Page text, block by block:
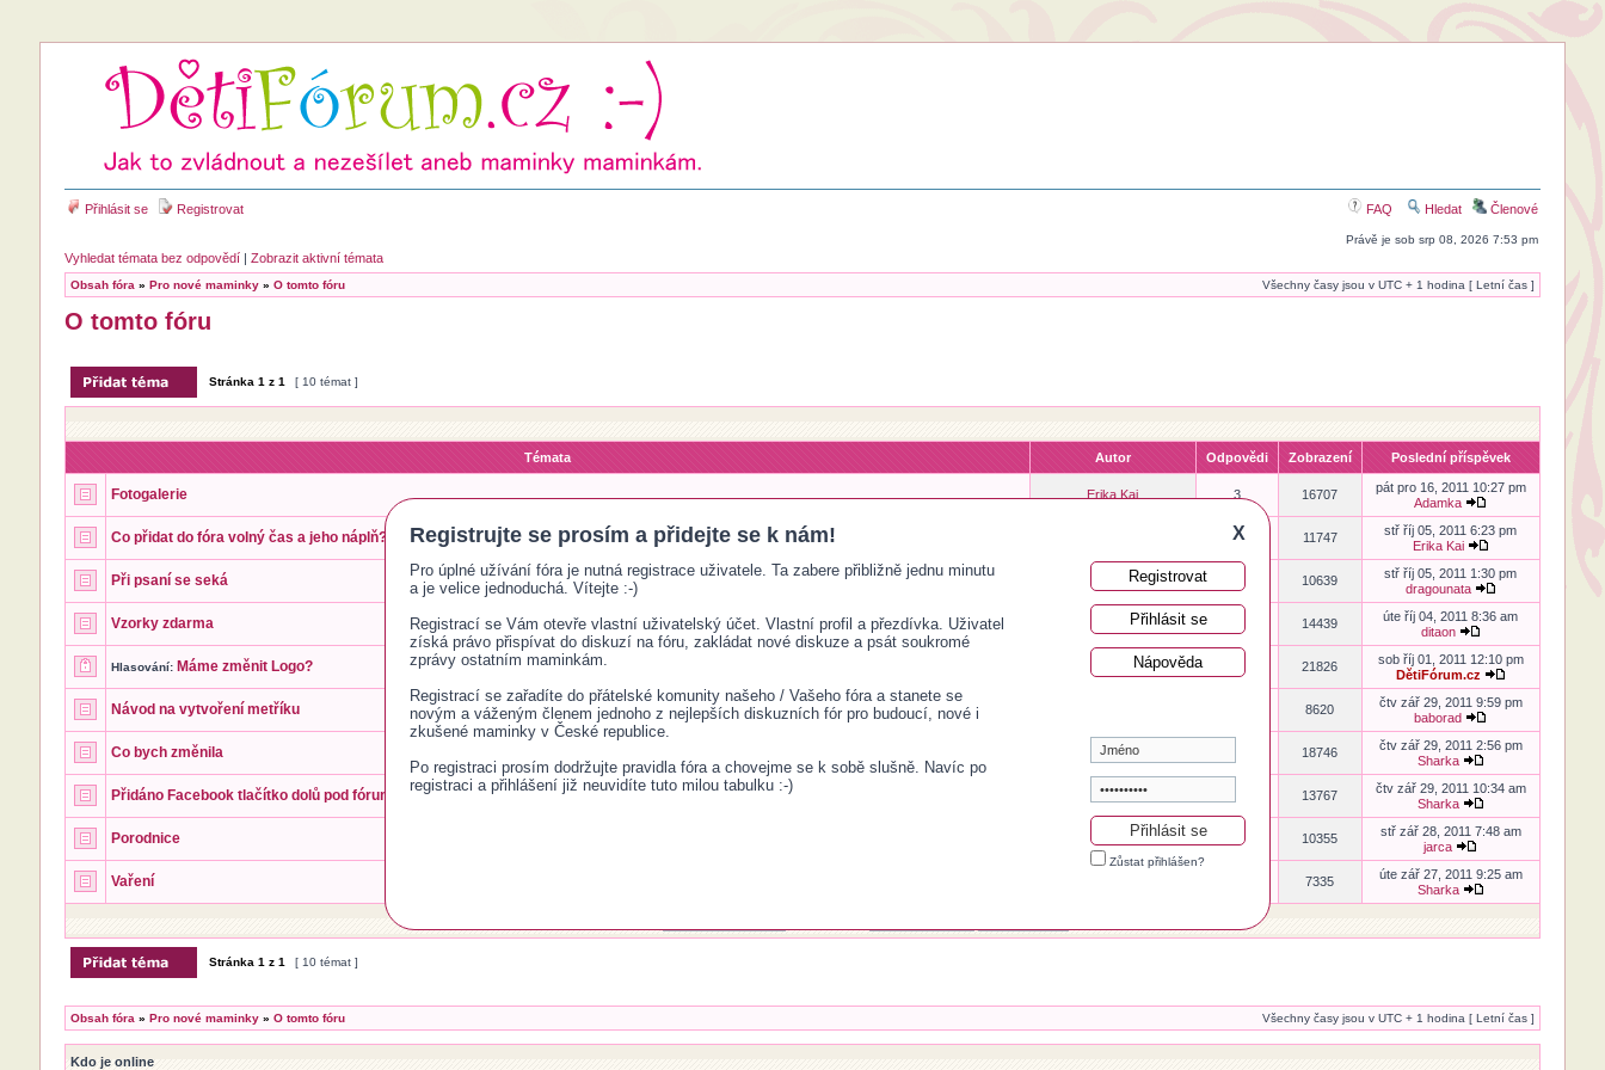
Přihlásit se Registrovat FAQ Hledat Členové
Právě je sob srp 08, 2026 7:53 pm
Vyhledat témata bez odpovědí| Zobrazit aktivní témata
Obsah fóra » Pro nové maminky» O tomto fóru Všechny časy jsou v UTC + 1 hodina [ Letní čas ]
Registrujte se prosím a přidejte se k nám! X
Pro úplné užívání fóra je nutná registrace uživatele. Ta zabere přibližně jednu minutu
a je velice jednoduchá. Vítejte :-)
Registrací se Vám otevře vlastní uživatelský účet. Vlastní profil a přezdívka. Uživatel
získá právo přispívat do diskuzí na fóru, zakládat nové diskuze a psát soukromé
zprávy ostatním maminkám.
Registrací se zařadíte do přátelské komunity našeho / Vašeho fóra a stanete se
novým a váženým členem jednoho z nejlepších diskuzních fór pro budoucí, nové i
zkušené maminky v České republice.
Po registraci prosím dodržujte pravidla fóra a chovejme se k sobě slušně. Navíc po
registraci a přihlášení již neuvidíte tuto milou tabulku :-)
Registrovat
Přihlásit se
Nápověda
Zůstat přihlášen?
O tomto fóru
Stránka 1 z 1 [ 10 témat ]
Témata Autor Odpovědi Zobrazení Poslední příspěvek
Fotogalerie Erika Kai 3 16707
pát pro 16, 2011 10:27 pm
Adamka
Co přidat do fóra volný čas a jeho náplň? 3 11747
stř říj 05, 2011 6:23 pm
Erika Kai
Při psaní se seká dragounata 10639
stř říj 05, 2011 1:30 pm
dragounata
Vzorky zdarma 14439
úte říj 04, 2011 8:36 am
ditaon
Hlasování: Máme změnit Logo? DětiFórum.cz 21826
sob říj 01, 2011 12:10 pm
DětiFórum.cz
Návod na vytvoření metříku 8620
čtv zář 29, 2011 9:59 pm
baborad
Co bych změnila Adamka 18746
čtv zář 29, 2011 2:56 pm
Sharka
Přidáno Facebook tlačítko dolů pod fórum DětiFórum.cz 13767
čtv zář 29, 2011 10:34 am
Sharka
Porodnice 10355
stř zář 28, 2011 7:48 am
jarca
Vaření 7335
úte zář 27, 2011 9:25 am
Sharka
Stránka 1 z 1 [ 10 témat ]
Obsah fóra » Pro nové maminky» O tomto fóru Všechny časy jsou v UTC + 1 hodina [ Letní čas ]
Kdo je online